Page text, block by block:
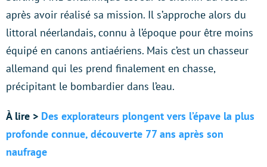
après avoir réalisé sa mission. Il s’approche alors du
littoral néerlandais, connu à l’époque pour être moins
équipé en canons antiaériens. Mais c’est un chasseur
allemand qui les prend finalement en chasse,
précipitant le bombardier dans l’eau.
À lire > Des explorateurs plongent vers l’épave la plus
profonde connue, découverte 77 ans après son
naufrage